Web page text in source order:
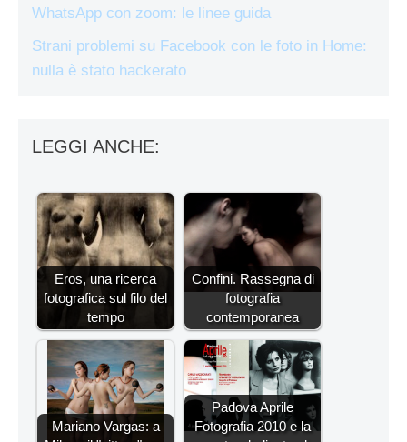
WhatsApp con zoom: le linee guida
Strani problemi su Facebook con le foto in Home:
nulla è stato hackerato
LEGGI ANCHE:
Eros, una ricerca
fotografica sul filo del
tempo
Confini. Rassegna di
fotografia
contemporanea
Mariano Vargas: a
Padova Aprile
Fotografia 2010 e la